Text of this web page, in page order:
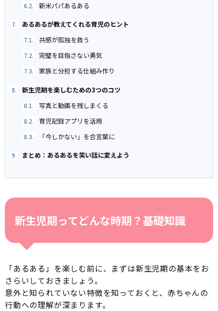
6.2. 新米パパあるある
7. あるあるが教えてくれる育児のヒント
7.1. 共感が孤独を救う
7.2. 完璧を目指さない勇気
7.3. 家族と分担する仕組み作り
8. 新生児期を楽しむための3つのコツ
8.1. 写真と動画を残しまくる
8.2. 育児記録アプリを活用
8.3. 「今しかない」を合言葉に
9. まとめ：あるあるを笑い話に変えよう
新生児期ってどんな時期？基礎知識
「あるある」を楽しむ前に、まずは新生児期の基本をお
さらいしておきましょう。
意外と知られていない特徴を知っておくと、赤ちゃんの
行動への理解が深まります。